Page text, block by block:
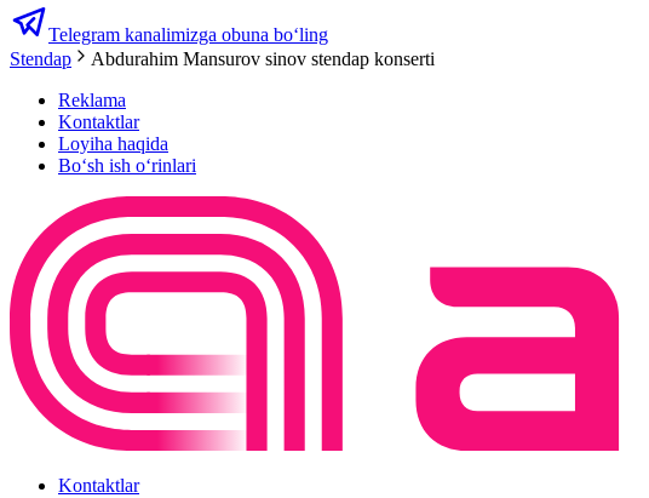
Telegram kanalimizga obuna bo‘ling
Stendap
Abdurahim Mansurov sinov stendap konserti
Reklama
Kontaktlar
Loyiha haqida
Bo‘sh ish o‘rinlari
Kontaktlar